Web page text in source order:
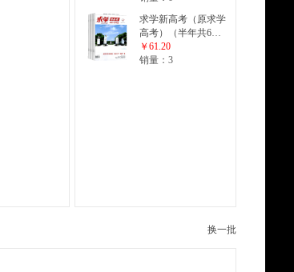
求学新高考（原求学
高考）（半年共6
期）
￥61.20
销量：3
换一批